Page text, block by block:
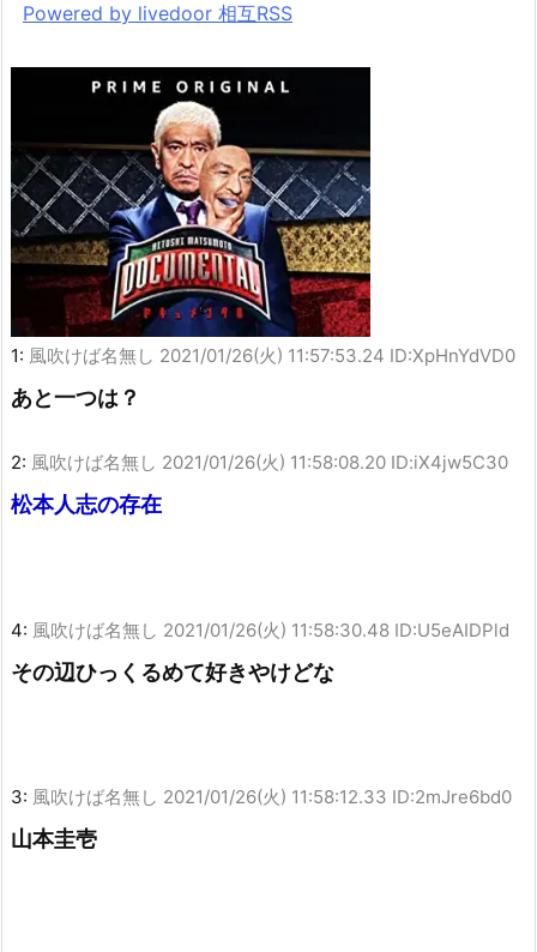
Powered by livedoor 相互RSS
1: 風吹けば名無し 2021/01/26(火) 11:57:53.24 ID:XpHnYdVD0
あと一つは？
2: 風吹けば名無し 2021/01/26(火) 11:58:08.20 ID:iX4jw5C30
松本人志の存在
4: 風吹けば名無し 2021/01/26(火) 11:58:30.48 ID:U5eAIDPld
その辺ひっくるめて好きやけどな
3: 風吹けば名無し 2021/01/26(火) 11:58:12.33 ID:2mJre6bd0
山本圭壱